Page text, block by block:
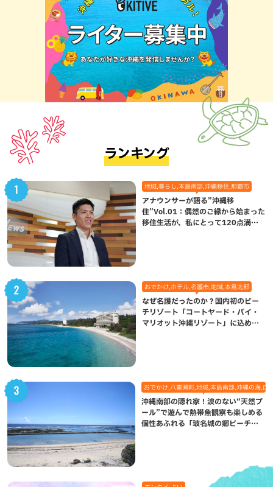
ランキング
地域,暮らし,本島南部,沖縄移住,那覇市
アナウンサーが語る”沖縄移
住”Vol.01：偶然のご縁から始まった
移住生活が、私にとって120点満点
おでかけ,ホテル,名護市,地域,本島北部
なぜ名護だったのか？国内初のビー
チリゾート「コートヤード・バイ・
マリオット沖縄リゾート」に込めら
おでかけ,八重瀬町,地域,本島南部,沖縄の海,自
沖縄南部の隠れ家！波のない“天然プ
ール”で遊んで熱帯魚観察も楽しめる
個性あふれる「玻名城の郷ビーチ」